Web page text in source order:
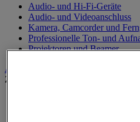
Audio- und Hi-Fi-Geräte
Audio- und Videoanschluss
Kamera, Camcorder und
Professionelle Ton- und
Projektoren und Beamer
Aufsteller
Zur gesamten Produktgruppe